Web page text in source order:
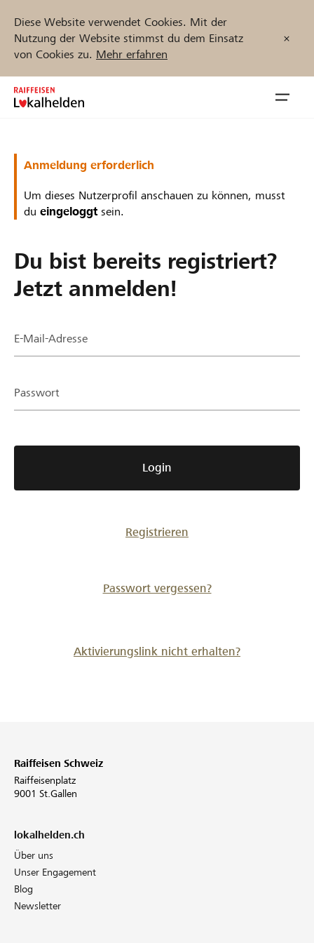
Diese Website verwendet Cookies. Mit der
Nutzung der Website stimmst du dem Einsatz
von Cookies zu. Mehr erfahren
Zum
Inhalt
Unterstützen
Partner / Raiffeisenbank
Jetzt starten
Anmeldung erforderlich
Um dieses Nutzerprofil anschauen zu können, musst
du eingeloggt sein.
Du bist bereits registriert?
Jetzt anmelden!
E-Mail-Adresse
Passwort
Login
Registrieren
Passwort vergessen?
Aktivierungslink nicht erhalten?
Raiffeisen Schweiz
Raiffeisenplatz
9001 St.Gallen
lokalhelden.ch
Über uns
Unser Engagement
Blog
Newsletter